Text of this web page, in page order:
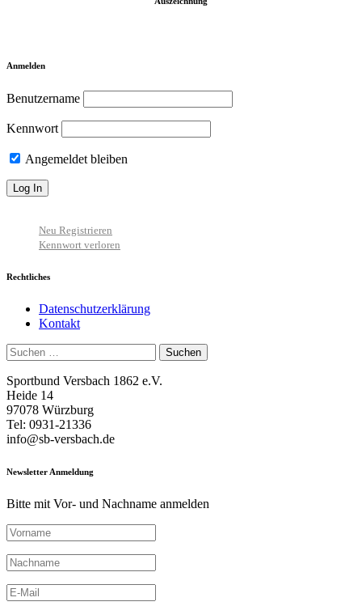
Anmelden
Benutzername
Kennwort
Angemeldet bleiben
Neu Registrieren
Kennwort verloren
Rechtliches
Datenschutzerklärung
Kontakt
Suchen
nach:
Sportbund Versbach 1862 e.V.
Heide 14
97078 Würzburg
Tel: 0931-21336
info@sb-versbach.de
Newsletter Anmeldung
Bitte mit Vor- und Nachname anmelden